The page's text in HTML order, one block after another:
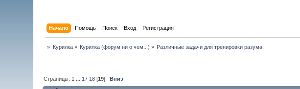
Начало Помощь Поиск Вход Регистрация
» Курилка» Курилка (форум ни о чем...) » Различные задачи для тренировки разума.
Страницы: 1 ... 17 18 [19]Вниз